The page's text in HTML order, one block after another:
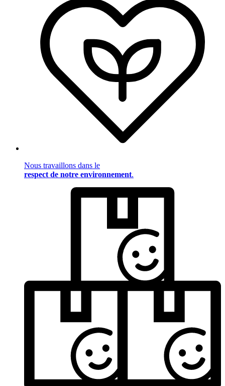
Nous travaillons dans le
respect de notre environnement.